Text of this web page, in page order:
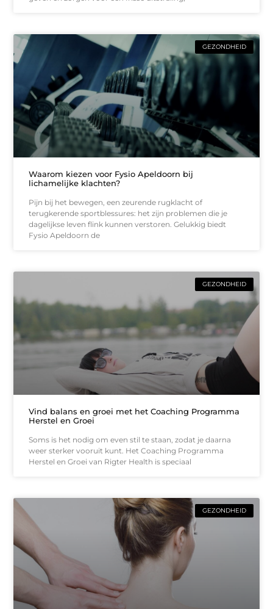
GEZONDHEID
Waarom kiezen voor Fysio Apeldoorn bij
lichamelijke klachten?
Pijn bij het bewegen, een zeurende rugklacht of
terugkerende sportblessures: het zijn problemen die je
dagelijkse leven flink kunnen verstoren. Gelukkig biedt
Fysio Apeldoorn de
GEZONDHEID
Vind balans en groei met het Coaching Programma
Herstel en Groei
Soms is het nodig om even stil te staan, zodat je daarna
weer sterker vooruit kunt. Het Coaching Programma
Herstel en Groei van Rigter Health is speciaal
GEZONDHEID